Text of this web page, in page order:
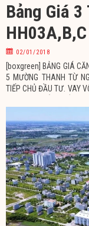
Bảng Giá 3
Ngày 5-10/
02/01/2018
[boxgreen] BẢNG GIÁ
5 MƯỜNG THANH TỪ
TIẾP CHỦ ĐẦU TƯ. VAY